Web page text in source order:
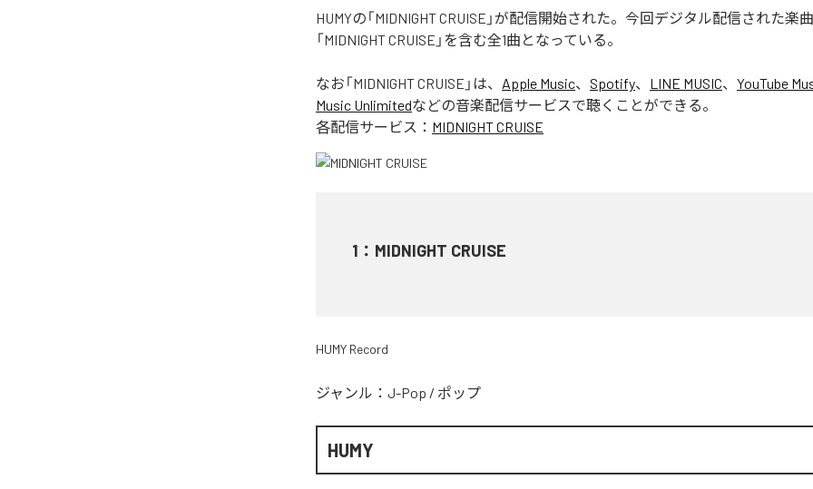
HUMYの「MIDNIGHT CRUISE」が配信開始された。今回デジタル配信された楽曲
「MIDNIGHT CRUISE」を含む全1曲となっている。
なお「MIDNIGHT CRUISE 」は、 Apple Music、 Spotify、 LINE MUSIC、 YouTube
Music Unlimitedなどの音楽配信サービスで聴くことができる。
各配信サービス： MIDNIGHT CRUISE
1 ： MIDNIGHT CRUISE
HUMY Record
ジャンル： J-Pop / ポップ
HUMY